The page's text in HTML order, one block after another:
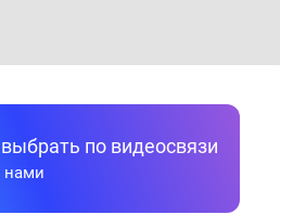
по видеосвязи
нами